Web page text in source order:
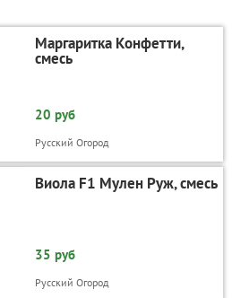
Маргаритка Конфетти,
смесь
20 руб
Русский Огород
Виола F1 Мулен Руж, смесь
35 руб
Русский Огород